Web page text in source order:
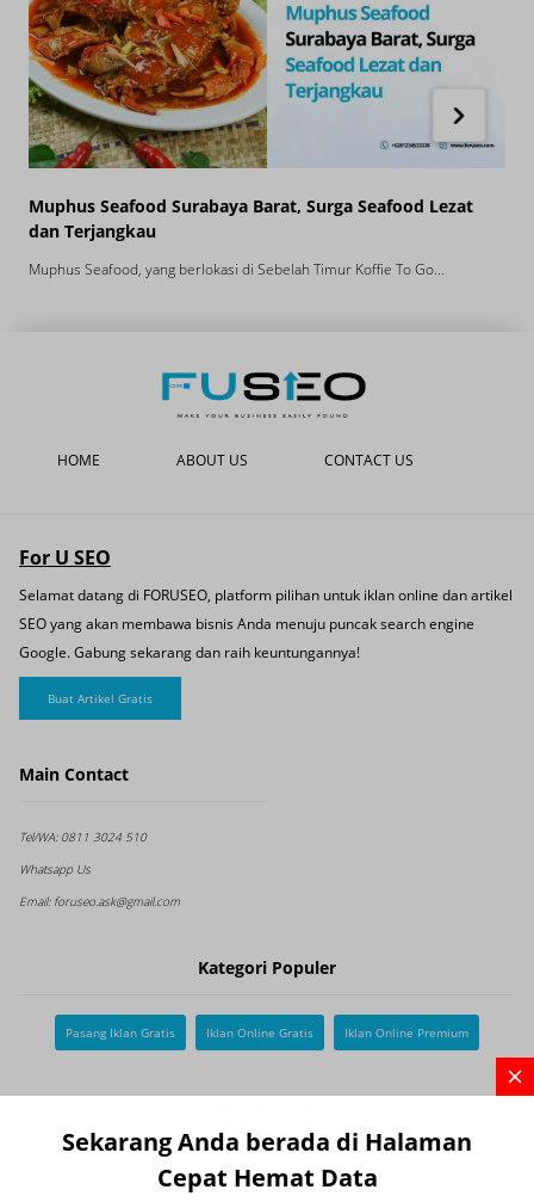
Sekarang Anda berada di Halaman
Cepat Hemat Data
Muphus Seafood Surabaya Barat, Surga Seafood Lezat
dan Terjangkau
Muphus Seafood, yang berlokasi di Sebelah Timur Koffie To Go...
HOME ABOUT US CONTACT US
For U SEO
Selamat datang di FORUSEO, platform pilihan untuk iklan online dan artikel
SEO yang akan membawa bisnis Anda menuju puncak search engine
Google. Gabung sekarang dan raih keuntungannya!
Buat Artikel Gratis
Main Contact
Tel/WA:0811 3024 510
Whatsapp Us
Email:foruseo.ask@gmail.com
Kategori Populer
Pasang Iklan Gratis Iklan Online Gratis Iklan Online Premium
Kuliner Surabaya Kulinersidoarjo Kuliner Malang